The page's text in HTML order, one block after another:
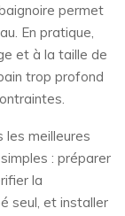
permet
En pratique,
et à la taille de
trop profond
les meilleures
: préparer
la
seul, et installer